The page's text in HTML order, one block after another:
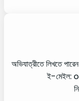
অভিযাত্রীতে লিখতে
ই-